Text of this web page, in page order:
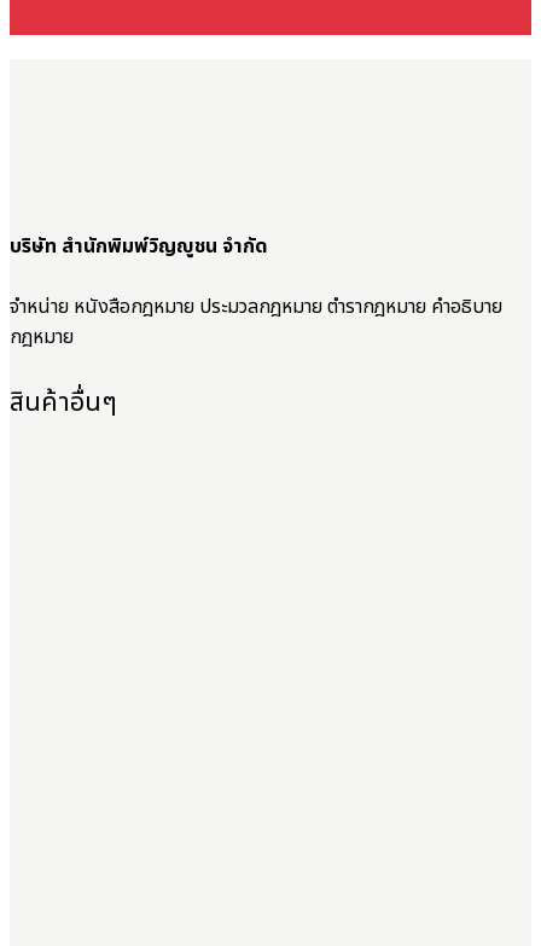
บริษัท สำนักพิมพ์วิญญูชน จำกัด
จำหน่าย หนังสือกฎหมาย ประมวลกฎหมาย ตำรากฎหมาย คำอธิบาย
กฎหมาย
สินค้าอื่นๆ